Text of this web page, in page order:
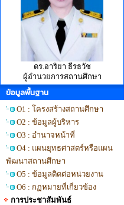
ดร.อาริยา ธีรธวัช
ผู้อำนวยการสถานศึกษา
ข้อมูลพื้นฐาน
O1 : โครงสร้างสถานศึกษา
O2 : ข้อมูลผู้บริหาร
O3 : อำนาจหน้าที่
O4 : แผนยุทธศาสตร์หรือแผน
พัฒนาสถานศึกษา
O5 : ข้อมูลติดต่อหน่วยงาน
O6 : กฏหมายที่เกี่ยวข้อง
การประชาสัมพันธ์